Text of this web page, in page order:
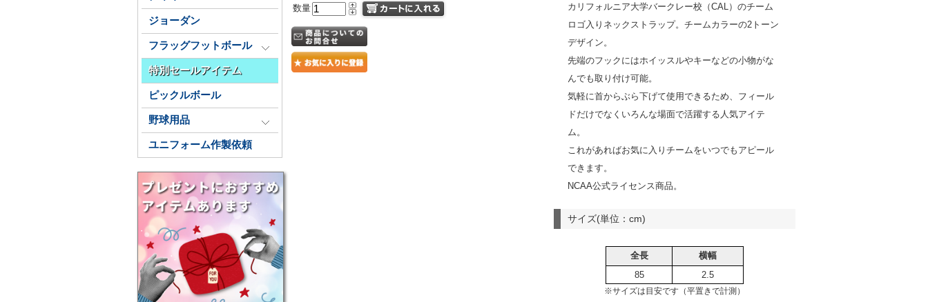
ジョーダン
フラッグフットボール
特別セールアイテム
ピックルボール
野球用品
ユニフォーム作製依頼
カリフォルニア大学バークレー校（CAL）のチーム
ロゴ入りネックストラップ。チームカラーの2トーン
デザイン。
先端のフックにはホイッスルやキーなどの小物がな
んでも取り付け可能。
気軽に首からぶら下げて使用できるため、フィール
ドだけでなくいろんな場面で活躍する人気アイテ
ム。
これがあればお気に入りチームをいつでもアピール
できます。
NCAA公式ライセンス商品。
サイズ(単位：cm)
全長
横幅
85
2.5
※サイズは目安です（平置きで計測）
数量